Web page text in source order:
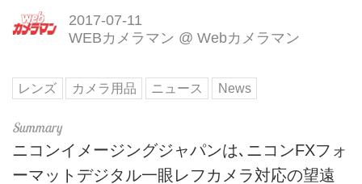
2017-07-11
WEBカメラマン @ Webカメラマン
レンズ カメラ用品 ニュース News
ニコンイメージングジャパンは､ニコンFXフォ
ーマットデジタル一眼レフカメラ対応の望遠